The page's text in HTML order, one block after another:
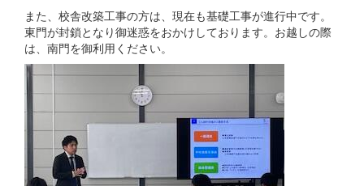
また、校舎改築工事の方は、現在も基礎工事が進行中です。
東門が封鎖となり御迷惑をおかけしております。お越しの際
は、南門を御利用ください。